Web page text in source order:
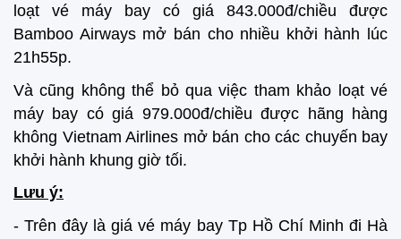
loạt vé máy bay có giá 843.000đ/chiều được
Bamboo Airways mở bán cho nhiều khởi hành lúc
21h55p.
Và cũng không thể bỏ qua việc tham khảo loạt vé
máy bay có giá 979.000đ/chiều được hãng hàng
không Vietnam Airlines mở bán cho các chuyến bay
khởi hành khung giờ tối.
Lưu ý:
- Trên đây là giá vé máy bay Tp Hồ Chí Minh đi Hà